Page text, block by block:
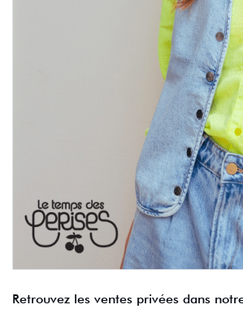
Retrouvez les ventes privées dans